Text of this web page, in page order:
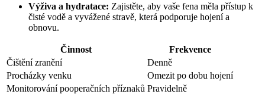
Výživa a hydratace: Zajistěte, aby vaše fena měla přístup k
čisté vodě a vyvážené stravě, která podporuje hojení a
obnovu.
Činnost
Frekvence
Čištění zranění
Denně
Procházky venku
Omezit po dobu hojení
Monitorování pooperačních příznaků Pravidelně